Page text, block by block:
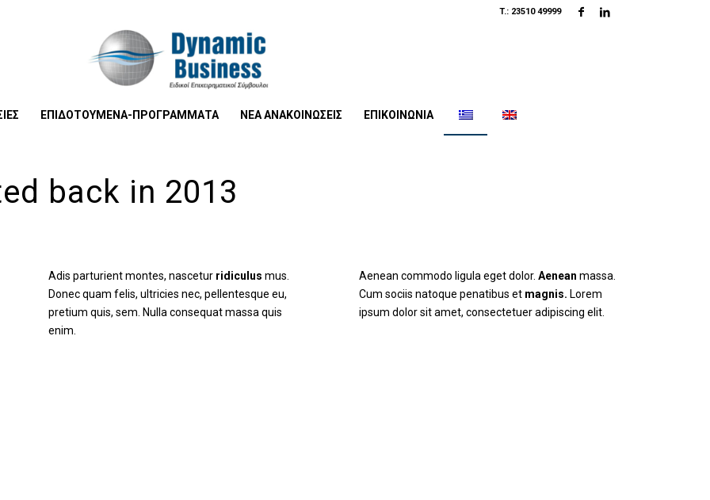
T.: 23510 49999
ΕΠΙΔΟTΟΥΜΕΝΑ-ΠΡΟΓΡΑΜΜΑΤΑ ΝΕΑ ΑΝΑΚΟΙΝΩΣΕΙΣ ΕΠΙΚΟΙΝΩΝΙΑ
back in 2013
Adis parturient montes, nascetur ridiculus mus.
Donec quam felis, ultricies nec, pellentesque eu,
pretium quis, sem. Nulla consequat massa quis
enim.
Aenean commodo ligula eget dolor.Aenean massa.
Cum sociis natoque penatibus et magnis. Lorem
ipsum dolor sit amet, consectetuer adipiscing elit.